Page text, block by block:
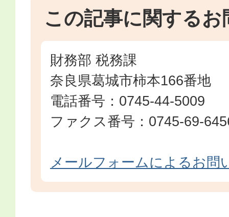
この記事に関するお
財務部 税務課
奈良県葛城市柿本166番地
電話番号：0745-44-5009
ファクス番号：0745-69-
メールフォームによるお問